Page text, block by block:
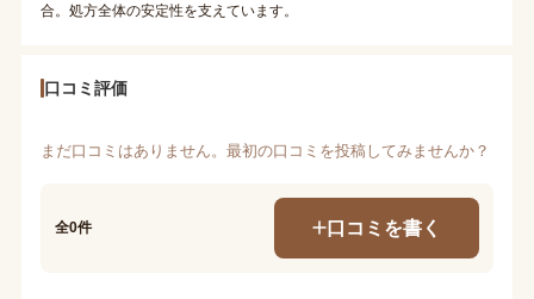
合。処方全体の安定性を支えています。
口コミ評価
まだ口コミはありません。最初の口コミを投稿してみませんか？
全0件 口コミを書く